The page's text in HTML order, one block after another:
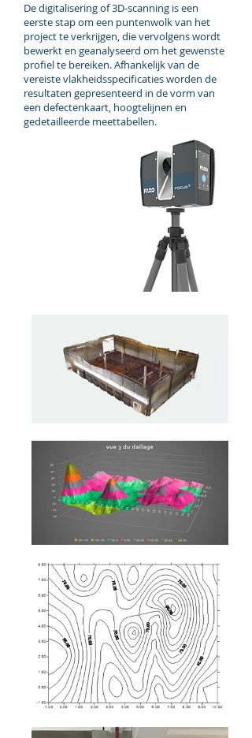
De digitalisering of 3D-scanning is een
eerste stap om een puntenwolk van het
project te verkrijgen, die vervolgens wordt
bewerkt en geanalyseerd om het gewenste
profiel te bereiken. Afhankelijk van de
vereiste vlakheidsspecificaties worden de
resultaten gepresenteerd in de vorm van
een defectenkaart, hoogtelijnen en
gedetailleerde meettabellen.